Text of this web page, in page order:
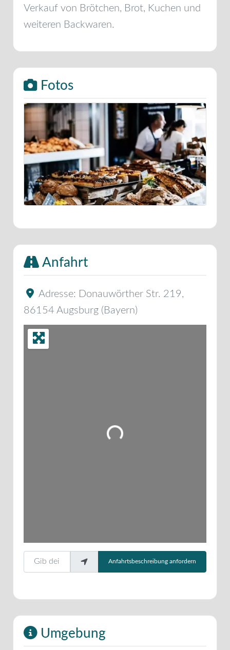
Verkauf von Brötchen, Brot, Kuchen und
weiteren Backwaren.
Fotos
Anfahrt
Adresse: Donauwörther Str. 219,
86154 Augsburg ( Bayern)
Wird geladen …
Gib deinen Standort ein.
Anfahrtsbeschreibung anfordern
Umgebung